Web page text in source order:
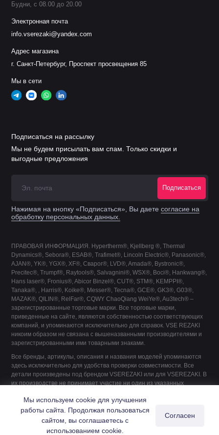
Будни, с 08.00 до 20.00
Электронная почта
info.vserezaki@yandex.com
Адрес магазина
г. Санкт-Петербург, Проспект просвещения 85
Мы в сети
Подписаться на рассылку
Мы не будем присылать вам спам. Только скидки и
выгодные предложения
Подписаться
Нажимая на кнопку «Подписаться», Вы даете согласие на
обработку персональных данных.
ПРАВОВАЯ ИНФОРМАЦИЯ. Hypertherm®, Kjellberg ®, Thermal
Dynamics®, Sebora®, ESAB®, Trafimet®, Lincoln Electric®, Panasonic®,
AJAN®, YK®, YGX®, XF®, Сварог®, LVD®, Amada®, Bystronic®,
Precitec®, Trumpf®, Raytools®, Salvagnini®, WSX®, Boci®, Hankwang®,
Hans laser®, Fronius®, Abicor Binzel®, CUT®, STM®, KEMPPI®,
Tanaka®, , Harris®, Koike®, Messer®, Tecna®, GCE®, GK3®, G03®,
MAZAK®, QILIN®, RelFar®, CQWY ChaoQiang WeiYe®, Au3tech® –
зарегистрированные торговые марки. Все торговые марки,
приведенные на сайте, являются собственностью соответствующих
компаний, и упоминаются исключительно для справок. VSE REZAKI
никоим образом не связана с вышеназванными производителями и
зарегистрированными ими товарными знаками.
Все бренды, артикулы, описания и названия моделей упоминаются
здесь исключительно для удобства проверки совместимости. Все
детали произведены под брендом VSEREZAKI или для VSEREZAKI. В
их производстве не принимает участие ни один из указанных
Мы используем cookie для улучшения
работы сайта. Продолжая пользоваться
сайтом, вы соглашаетесь с
использованием cookie.
Согласен